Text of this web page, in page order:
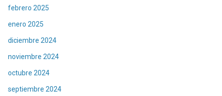
febrero 2025
enero 2025
diciembre 2024
noviembre 2024
octubre 2024
septiembre 2024